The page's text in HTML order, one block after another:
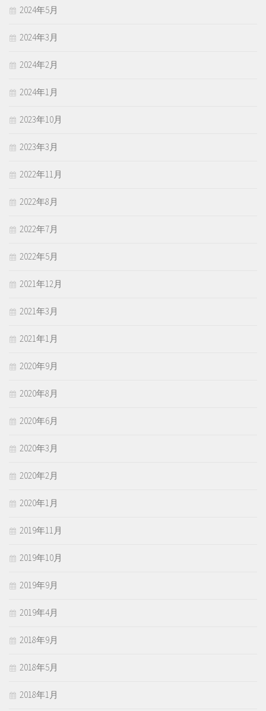
2024年5月
2024年3月
2024年2月
2024年1月
2023年10月
2023年3月
2022年11月
2022年8月
2022年7月
2022年5月
2021年12月
2021年3月
2021年1月
2020年9月
2020年8月
2020年6月
2020年3月
2020年2月
2020年1月
2019年11月
2019年10月
2019年9月
2019年4月
2018年9月
2018年5月
2018年1月